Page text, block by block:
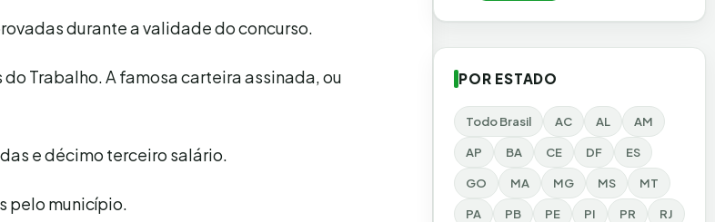
durante a validade do concurso.
Trabalho. A famosa carteira assinada, ou
e décimo terceiro salário.
pelo município.
POR ESTADO
Todo Brasil AC AL AM
AP BA CE DF ES
GO MA MG MS MT
PA PB PE PI PR RJ